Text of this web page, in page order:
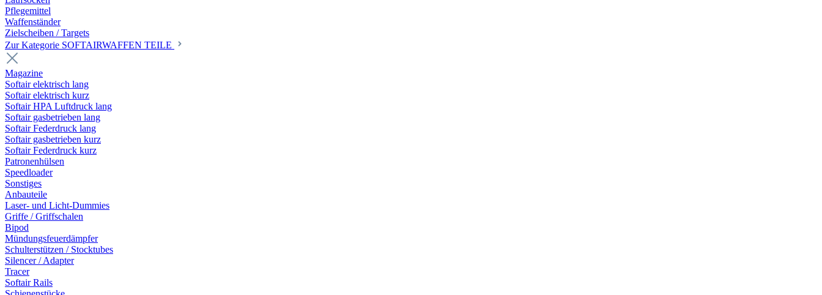
Pflegemittel
Waffenständer
Zielscheiben / Targets
Zur Kategorie SOFTAIRWAFFEN TEILE
Magazine
Softair elektrisch lang
Softair elektrisch kurz
Softair HPA Luftdruck lang
Softair gasbetrieben lang
Softair Federdruck lang
Softair gasbetrieben kurz
Softair Federdruck kurz
Patronenhülsen
Speedloader
Sonstiges
Anbauteile
Laser- und Licht-Dummies
Griffe / Griffschalen
Bipod
Mündungsfeuerdämpfer
Schulterstützen / Stocktubes
Silencer / Adapter
Tracer
Softair Rails